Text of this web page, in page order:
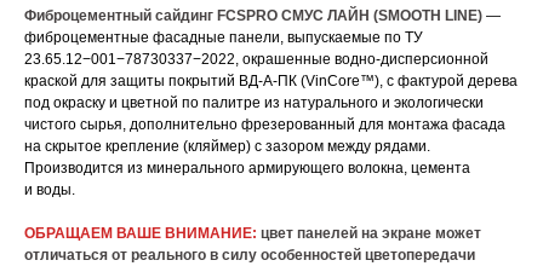
Фиброцементный сайдинг FCSPRO СМУС ЛАЙН (SMOOTH LINE) —
фиброцементные фасадные панели, выпускаемые по ТУ
23.65.12−001−78730337−2022, окрашенные водно-дисперсионной
краской для защиты покрытий ВД-А-ПК (VinCore™), с фактурой дерева
под окраску и цветной по палитре из натурального и экологически
чистого сырья, дополнительно фрезерованный для монтажа фасада
на скрытое крепление (кляймер) с зазором между рядами.
Производится из минерального армирующего волокна, цемента
и воды.
ОБРАЩАЕМ ВАШЕ ВНИМАНИЕ: цвет панелей на экране может
отличаться от реального в силу особенностей цветопередачи